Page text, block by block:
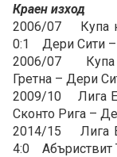
Краен изход
2006/07 Купа
0:1 Дери Сити –
2006/07 Купа
Гретна – Дери
2009/10 Лига
Сконто Рига –
2014/15 Лига
4:0 Абъриствит